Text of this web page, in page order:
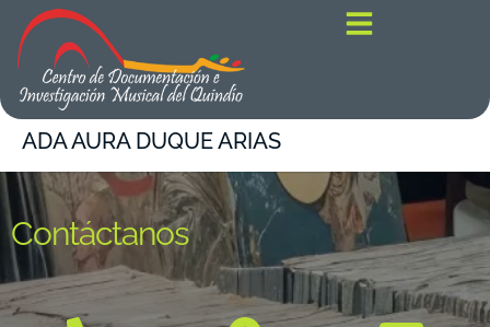
contenido
ADA AURA DUQUE ARIAS
Contáctanos